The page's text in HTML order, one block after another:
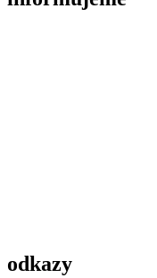
35/35um Cu Kingboard
odkazy